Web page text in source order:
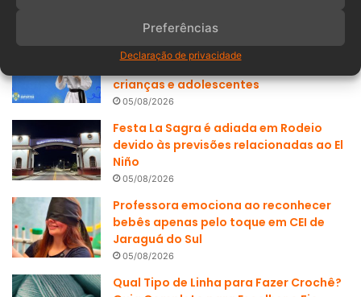
Preferências
Declaração de privacidade
06/08/2026
Benedito Novo abre inscrições para
crianças e adolescentes
05/08/2026
Festa La Sagra é adiada em Rodeio
devido às previsões relacionadas ao El
Niño
05/08/2026
Professora emociona ao reconhecer
bebês apenas pelo toque em CEI de
Jaraguá do Sul
05/08/2026
Qual Tipo de Linha para Fazer Crochê?